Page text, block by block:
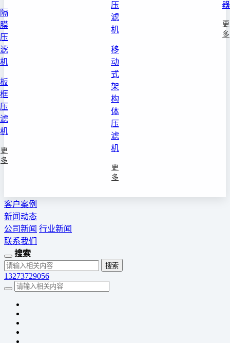
隔
膜
压
滤
机
板
框
压
滤
机
更
多
压
滤
机
移
动
式
架
构
体
压
滤
机
更
多
器
更
多
客户案例
新闻动态
公司新闻 行业新闻
联系我们
搜索
13273729056